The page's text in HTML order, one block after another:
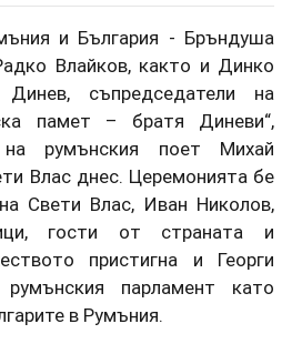
и България - Бръндуша
Влайков, както и Динко
съпредседатели на
памет – братя Диневи“,
румънския поет Михай
Влас днес. Церемонията бе
Свети Влас, Иван Николов,
гости от страната и
пристигна и Георги
парламент като
в Румъния.